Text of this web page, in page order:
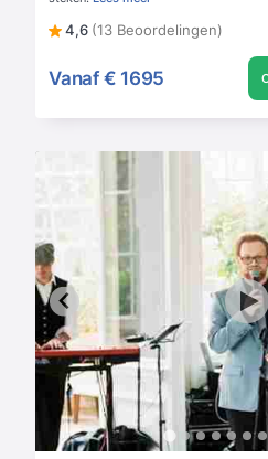
4,6 (13 Beoordelingen)
Vanaf € 1695